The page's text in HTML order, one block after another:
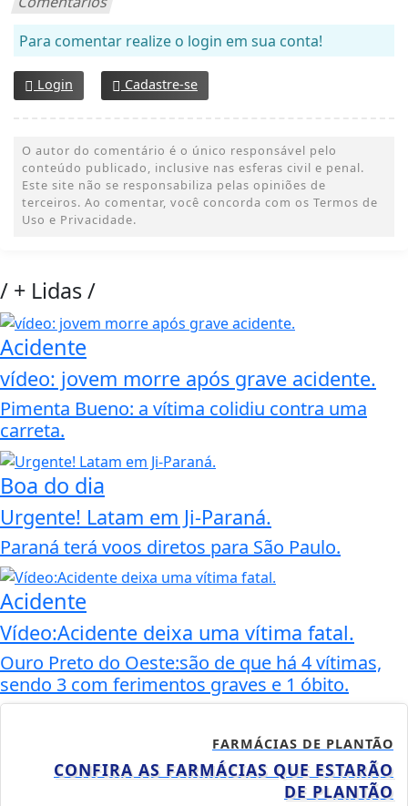
Para comentar realize o login em sua conta!
Login Cadastre-se
O autor do comentário é o único responsável pelo
conteúdo publicado, inclusive nas esferas civil e penal.
Este site não se responsabiliza pelas opiniões de
terceiros. Ao comentar, você concorda com os Termos de
Uso e Privacidade.
/ + Lidas/
Acidente
vídeo: jovem morre após grave acidente.
Pimenta Bueno: a vítima colidiu contra uma
carreta.
Boa do dia
Urgente! Latam em Ji-Paraná.
Paraná terá voos diretos para São Paulo.
Acidente
Vídeo:Acidente deixa uma vítima fatal.
Ouro Preto do Oeste:são de que há 4 vítimas,
sendo 3 com ferimentos graves e 1 óbito.
FARMÁCIAS DE PLANTÃO
CONFIRA AS FARMÁCIAS QUE ESTARÃO
DE PLANTÃO